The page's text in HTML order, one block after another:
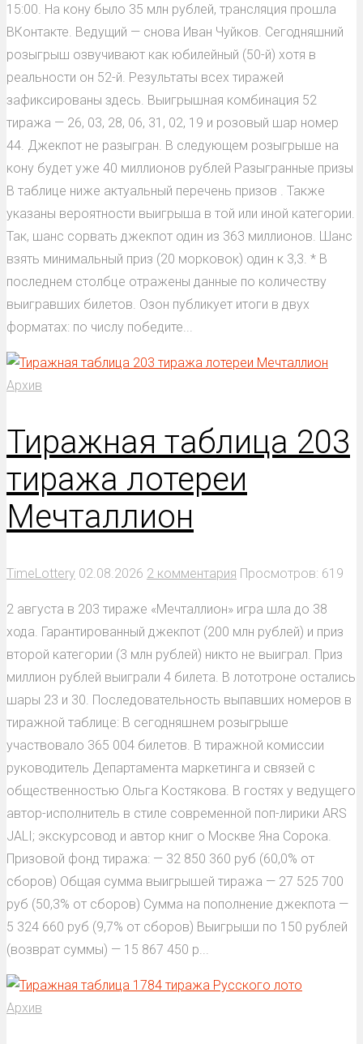
15:00. На кону было 35 млн рублей, трансляция прошла
ВКонтакте. Ведущий — снова Иван Чуйков. Сегодняшний
розыгрыш озвучивают как юбилейный (50-й) хотя в
реальности он 52-й. Результаты всех тиражей
зафиксированы здесь. Выигрышная комбинация 52
тиража — 26, 03, 28, 06, 31, 02, 19 и розовый шар номер
44. Джекпот не разыгран. В следующем розыгрыше на
кону будет уже 40 миллионов рублей Разыгранные призы
В таблице ниже актуальный перечень призов . Также
указаны вероятности выигрыша в той или иной категории.
Так, шанс сорвать джекпот один из 363 миллионов. Шанс
взять минимальный приз (20 морковок) один к 3,3. * В
последнем столбце отражены данные по количеству
выигравших билетов. Озон публикует итоги в двух
форматах: по числу победите...
Архив
Тиражная таблица 203
тиража лотереи
Мечталлион
TimeLottery 02.08.2026 2 комментария Просмотров: 619
2 августа в 203 тираже «Мечталлион» игра шла до 38
хода. Гарантированный джекпот (200 млн рублей) и приз
второй категории (3 млн рублей) никто не выиграл. Приз
миллион рублей выиграли 4 билета. В лототроне остались
шары 23 и 30. Последовательность выпавших номеров в
тиражной таблице: В сегодняшнем розыгрыше
участвовало 365 004 билетов. В тиражной комиссии
руководитель Департамента маркетинга и связей с
общественностью Ольга Костякова. В гостях у ведущего
автор-исполнитель в стиле современной поп-лирики ARS
JALI; экскурсовод и автор книг о Москве Яна Сорока.
Призовой фонд тиража: — 32 850 360 руб (60,0% от
сборов) Общая сумма выигрышей тиража — 27 525 700
руб (50,3% от сборов) Сумма на пополнение джекпота —
5 324 660 руб (9,7% от сборов) Выигрыши по 150 рублей
(возврат суммы) — 15 867 450 р...
Архив